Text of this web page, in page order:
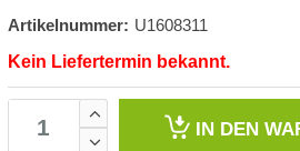
Artikelnummer: U1608311
Kein Liefertermin bekannt.
IN DEN